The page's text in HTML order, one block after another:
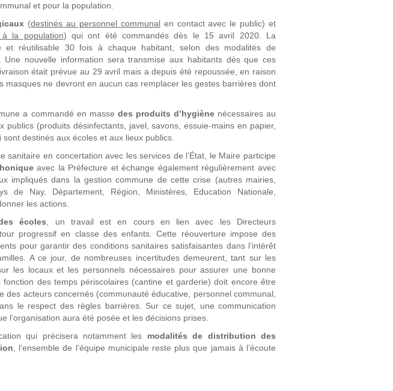
et pour la population.
(destinés au personnel communalen contact avec le public) et
à la population) qui ont été commandés dès le 15 avril 2020. La
et réutilisable 30 fois à chaque habitant, selon des modalités de
Une nouvelle information sera transmise aux habitants dès que ces
était prévue au 29 avril mais a depuis été repoussée, en raison
masques ne devront en aucun cas remplacer les gestes barrières dont
a commandé en masse des produits d’hygiènenécessaires au
publics (produits désinfectants, javel, savons, essuie-mains en papier,
destinés aux écoles et aux lieux publics.
sanitaire en concertation avec les services de l’État, le Maire participe
avec la Préfecture et échange également régulièrement avec
impliqués dans la gestion commune de cette crise (autres mairies,
de Nay, Département, Région, Ministères, Education Nationale,
les actions.
écoles , un travail est en cours en lien avec les Directeurs
progressif en classe des enfants. Cette réouverture impose des
pour garantir des conditions sanitaires satisfaisantes dans l’intérêt
A ce jour, de nombreuses incertitudes demeurent, tant sur les
les locaux et les personnels nécessaires pour assurer une bonne
des temps périscolaires (cantine et garderie) doit encore être
des acteurs concernés (communauté éducative, personnel communal,
le respect des règles barrières. Sur ce sujet, une communication
l’organisation aura été posée et les décisions prises.
qui précisera notamment les modalités de distribution des
, l’ensemble de l’équipe municipale reste plus que jamais à l’écoute